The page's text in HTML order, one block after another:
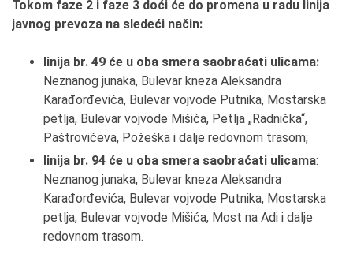
Tokom faze 2 i faze 3 doći će do promena u radu linija
javnog prevoza na sledeći način:
linija br. 49 će u oba smera saobraćati ulicama:
Neznanog junaka, Bulevar kneza Aleksandra
Karađorđevića, Bulevar vojvode Putnika, Mostarska
petlja, Bulevar vojvode Mišića, Petlja „Radnička“,
Paštrovićeva, Požeška i dalje redovnom trasom;
linija br. 94 će u oba smera saobraćati ulicama:
Neznanog junaka, Bulevar kneza Aleksandra
Karađorđevića, Bulevar vojvode Putnika, Mostarska
petlja, Bulevar vojvode Mišića, Most na Adi i dalje
redovnom trasom.